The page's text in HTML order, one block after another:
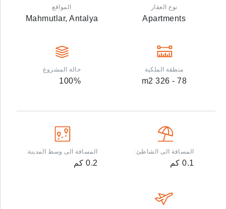
نوع العقار
Apartments
المواقع
Mahmutlar,Antalya
منطقة الملكية
78 - 326
m2
حالة المشروع
100%
المسافة الى الشاطئ:
0.1 كم
المسافة الى وسط المدينة:
0.2 كم